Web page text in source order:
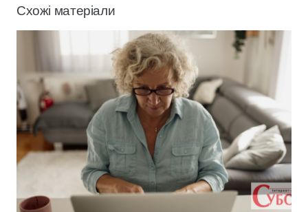
Схожі матеріали